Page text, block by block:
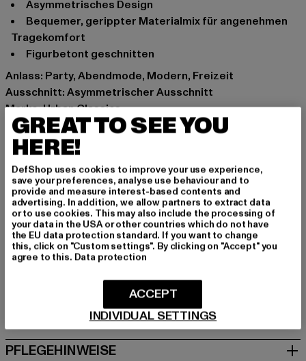
Asymmetrisches Design
Bequemer, gerippter Materialmix für angenehmen
Tragekomfort
Figurbetont geschnitten
Anlass: Party, Abendmode, Modern, Freizeit
Ausschnitt: Asymmetrischer Ausschnitt
Marke: Urban Classics
Kat.: Tops
Farbe: rot
Hersteller Farbe: terracotta
Materialzusammensetzung: 35% Polyacryl, 35%
Viskose, 30% Polyamid
Art.Nr: TB6024-04420
Hersteller: TB International GmbH |info@tbint.de
Dr.-Robert-Murjahn-Straße 7 | 64372 Ober-Ramstadt |
GRÖSSE & PASSFORM
PFLEGEHINWEISE
GREAT TO SEE YOU
HERE!
DefShop uses cookies to improve your use experience,
save your preferences, analyse use behaviour and to
provide and measure interest-based contents and
advertising. In addition, we allow partners to extract data
or to use cookies. This may also include the processing of
your data in the USA or other countries which do not have
the EU data protection standard. If you want to change
this, click on "Custom settings". By clicking on "Accept" you
agree to this. Data protection
INDIVIDUAL SETTINGS
ACCEPT